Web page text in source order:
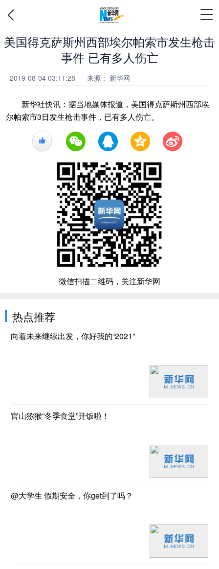
美国得克萨斯州西部埃尔帕索市发生枪击
事件 已有多人伤亡
2019-08-04 03:11:28 来源： 新华网
新华社快讯：据当地媒体报道，美国得克萨斯州西部埃
尔帕索市3日发生枪击事件，已有多人伤亡。
+1
微信扫描二维码，关注新华网
热点推荐
向着未来继续出发，你好我的“2021”
官山猕猴“冬季食堂”开饭啦！
@大学生 假期安全，你get到了吗？